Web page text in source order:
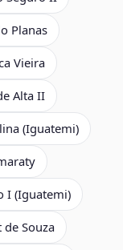
Planas
Vieira
Alta II
(Iguatemi)
I (Iguatemi)
Souza